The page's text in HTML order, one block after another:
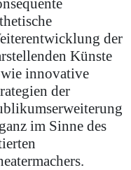
der
Künste
innovative
der
im Sinne des